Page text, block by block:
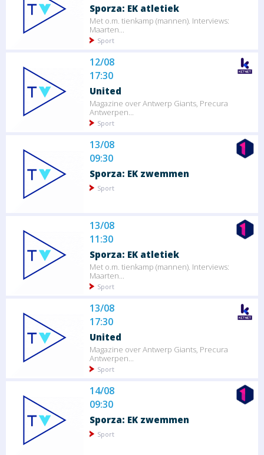
Sporza: EK atletiek
Met o.m. tienkamp (mannen). Interviews:
Maarten...
Sport
12/08
17:30
United
Magazine over Antwerp Giants, Precura
Antwerpen...
Sport
13/08
09:30
Sporza: EK zwemmen
Sport
13/08
11:30
Sporza: EK atletiek
Met o.m. tienkamp (mannen). Interviews:
Maarten...
Sport
13/08
17:30
United
Magazine over Antwerp Giants, Precura
Antwerpen...
Sport
14/08
09:30
Sporza: EK zwemmen
Sport